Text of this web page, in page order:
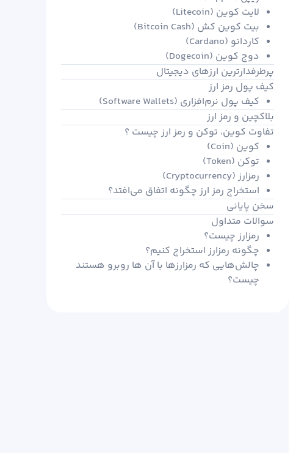
لایت کوین (Litecoin)
بیت کوین کش (Bitcoin Cash)
کاردانو (Cardano)
دوج کوین (Dogecoin)
پرطرفدارترین ارزهای دیجیتال
کیف پول رمز ارز
کیف پول نرم‌افزاری (Software Wallets)
بلاکچین و رمز ارز
تفاوت کوین، توکن و رمز ارز چیست ؟
کوین (Coin)
توکن (Token)
رمزارز (Cryptocurrency)
استخراج رمز ارز چگونه اتفاق می‌افتد؟
سخن پایانی
سوالات متداول
رمزارز چیست؟
چگونه رمزارز استخراج کنیم؟
چالش‌هایی که رمزارزها با آن ها روبرو هستند
چیست؟